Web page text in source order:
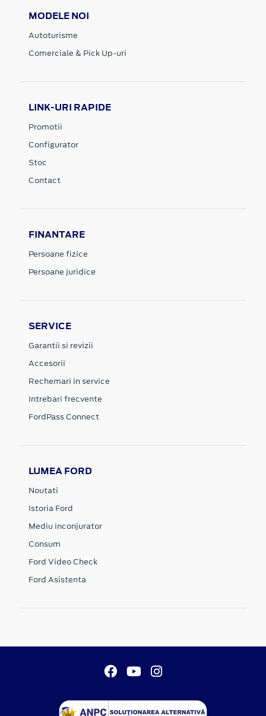
MODELE NOI
Autoturisme
Comerciale & Pick Up-uri
LINK-URI RAPIDE
Promotii
Configurator
Stoc
Contact
FINANTARE
Persoane fizice
Persoane juridice
SERVICE
Garantii si revizii
Accesorii
Rechemari in service
Intrebari frecvente
FordPass Connect
LUMEA FORD
Noutati
Istoria Ford
Mediu inconjurator
Consum
Ford Video Check
Ford Asistenta